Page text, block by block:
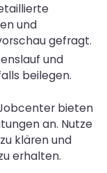
und
gefragt.
und
beilegen.
bieten
an. Nutze
klären und
erhalten.